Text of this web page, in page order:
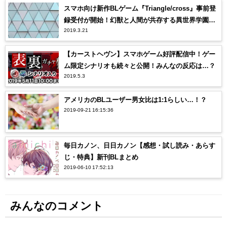
スマホ向け新作BLゲーム『Triangle/cross』事前登
録受付が開始！幻獣と人間が共存する異世界学園フ
ァンタジー
2019.3.21
【カーストヘヴン】スマホゲーム好評配信中！ゲー
ム限定シナリオも続々と公開！みんなの反応は…？
2019.5.3
アメリカのBLユーザー男女比は1:1らしい…！？
2019-09-21 16:15:36
毎日カノン、日日カノン【感想・試し読み・あらす
じ・特典】新刊BLまとめ
2019-06-10 17:52:13
みんなのコメント